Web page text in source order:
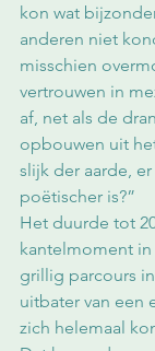
kon wat
anderen niet
misschien
vertrouwen in
af, net als de
opbouwen uit
slijk der aarde,
poëtischer is?”
Het duurde tot
kantelmoment in
grillig parcours
uitbater van een
zich helemaal